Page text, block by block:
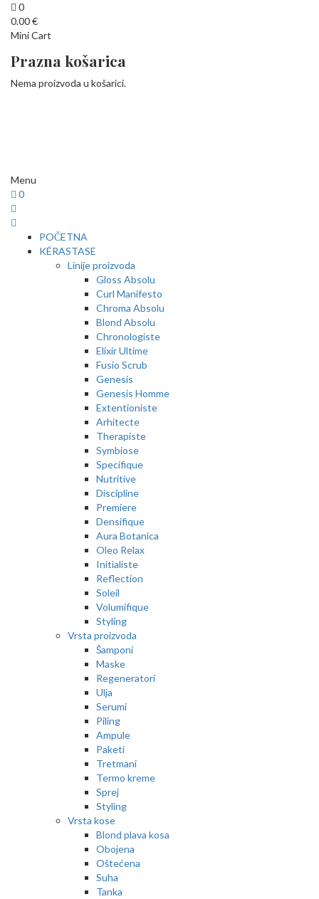
0
0.00€
Mini Cart
Prazna košarica
Nema proizvoda u košarici.
Menu
0
POČETNA
KÉRASTASE
Linije proizvoda
Gloss Absolu
Curl Manifesto
Chroma Absolu
Blond Absolu
Chronologiste
Elixir Ultime
Fusio Scrub
Genesis
Genesis Homme
Extentioniste
Arhitecte
Therapiste
Symbiose
Specifique
Nutritive
Discipline
Premiere
Densifique
Aura Botanica
Oleo Relax
Initialiste
Reflection
Soleil
Volumifique
Styling
Vrsta proizvoda
Šamponi
Maske
Regeneratori
Ulja
Serumi
Piling
Ampule
Paketi
Tretmani
Termo kreme
Sprej
Styling
Vrsta kose
Blond plava kosa
Obojena
Oštećena
Suha
Tanka